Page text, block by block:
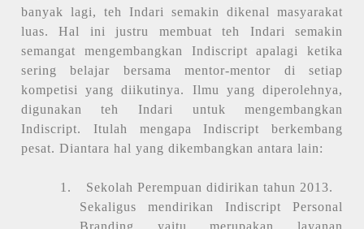
banyak lagi, teh Indari semakin dikenal masyarakat
luas. Hal ini justru membuat teh Indari semakin
semangat mengembangkan Indiscript apalagi ketika
sering belajar bersama mentor-mentor di setiap
kompetisi yang diikutinya. Ilmu yang diperolehnya,
digunakan teh Indari untuk mengembangkan
Indiscript. Itulah mengapa Indiscript berkembang
pesat. Diantara hal yang dikembangkan antara lain:
1.
Sekolah Perempuan didirikan tahun 2013.
Sekaligus mendirikan Indiscript Personal
Branding yaitu merupakan layanan